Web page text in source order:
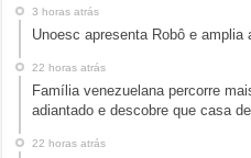
3 horas atrás
Unoesc apresenta Robô e
22 horas atrás
Família venezuelana percorre
adiantado e descobre que casa
22 horas atrás